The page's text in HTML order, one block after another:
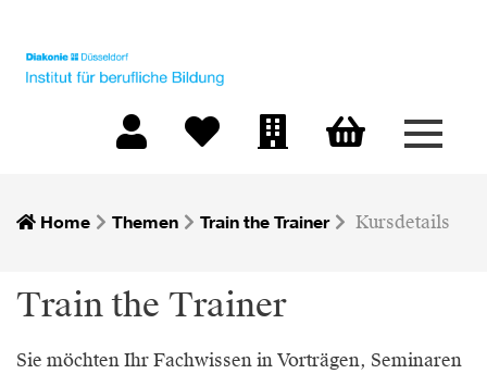
Menü
Home Themen Train the Trainer Kursdetails
Train the Trainer
Sie möchten Ihr Fachwissen in Vorträgen, Seminaren